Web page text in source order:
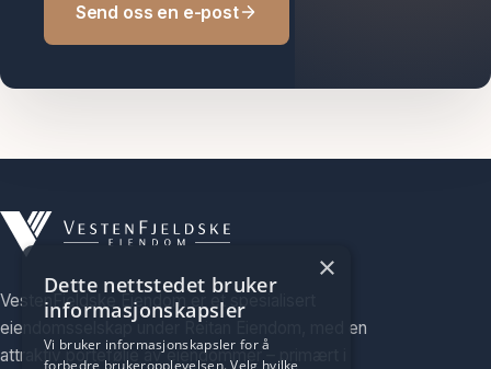
Send oss en e-post
VestenFjeldske Eiendom er et spesialisert
eiendomsselskap under Reitan Eiendom, med en
attraktiv portefølje av eiendommer – primært i
×
Dette nettstedet bruker
informasjonskapsler
Vi bruker informasjonskapsler for å
forbedre brukeropplevelsen. Velg hvilke